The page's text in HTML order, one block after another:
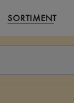
SORTIMENT